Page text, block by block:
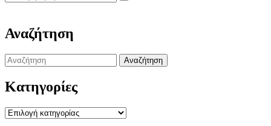
Αναζήτηση
Search
for:
Κατηγορίες
Κατηγορίες